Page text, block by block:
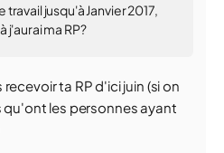
jusqu'à Janvier 2017,
j'aurai ma RP?
ta RP d'ici juin (si on
les personnes ayant